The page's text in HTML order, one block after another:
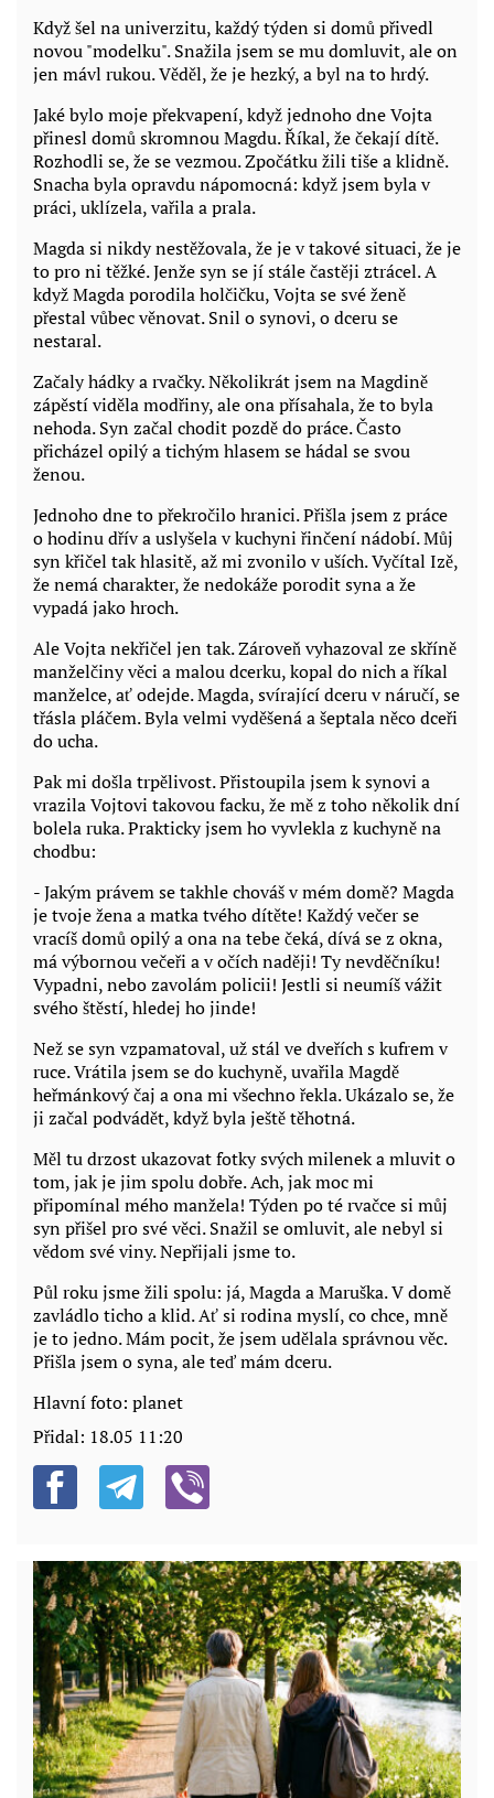
Když šel na univerzitu, každý týden si domů přivedl
novou "modelku". Snažila jsem se mu domluvit, ale on
jen mávl rukou. Věděl, že je hezký, a byl na to hrdý.
Jaké bylo moje překvapení, když jednoho dne Vojta
přinesl domů skromnou Magdu. Říkal, že čekají dítě.
Rozhodli se, že se vezmou. Zpočátku žili tiše a klidně.
Snacha byla opravdu nápomocná: když jsem byla v
práci, uklízela, vařila a prala.
Magda si nikdy nestěžovala, že je v takové situaci, že je
to pro ni těžké. Jenže syn se jí stále častěji ztrácel. A
když Magda porodila holčičku, Vojta se své ženě
přestal vůbec věnovat. Snil o synovi, o dceru se
nestaral.
Začaly hádky a rvačky. Několikrát jsem na Magdině
zápěstí viděla modřiny, ale ona přísahala, že to byla
nehoda. Syn začal chodit pozdě do práce. Často
přicházel opilý a tichým hlasem se hádal se svou
ženou.
Jednoho dne to překročilo hranici. Přišla jsem z práce
o hodinu dřív a uslyšela v kuchyni řinčení nádobí. Můj
syn křičel tak hlasitě, až mi zvonilo v uších. Vyčítal Izě,
že nemá charakter, že nedokáže porodit syna a že
vypadá jako hroch.
Ale Vojta nekřičel jen tak. Zároveň vyhazoval ze skříně
manželčiny věci a malou dcerku, kopal do nich a říkal
manželce, ať odejde. Magda, svírající dceru v náručí, se
třásla pláčem. Byla velmi vyděšená a šeptala něco dceři
do ucha.
Pak mi došla trpělivost. Přistoupila jsem k synovi a
vrazila Vojtovi takovou facku, že mě z toho několik dní
bolela ruka. Prakticky jsem ho vyvlekla z kuchyně na
chodbu:
- Jakým právem se takhle chováš v mém domě? Magda
je tvoje žena a matka tvého dítěte! Každý večer se
vracíš domů opilý a ona na tebe čeká, dívá se z okna,
má výbornou večeři a v očích naději! Ty nevděčníku!
Vypadni, nebo zavolám policii! Jestli si neumíš vážit
svého štěstí, hledej ho jinde!
Než se syn vzpamatoval, už stál ve dveřích s kufrem v
ruce. Vrátila jsem se do kuchyně, uvařila Magdě
heřmánkový čaj a ona mi všechno řekla. Ukázalo se, že
ji začal podvádět, když byla ještě těhotná.
Měl tu drzost ukazovat fotky svých milenek a mluvit o
tom, jak je jim spolu dobře. Ach, jak moc mi
připomínal mého manžela! Týden po té rvačce si můj
syn přišel pro své věci. Snažil se omluvit, ale nebyl si
vědom své viny. Nepřijali jsme to.
Půl roku jsme žili spolu: já, Magda a Maruška. V domě
zavládlo ticho a klid. Ať si rodina myslí, co chce, mně
je to jedno. Mám pocit, že jsem udělala správnou věc.
Přišla jsem o syna, ale teď mám dceru.
Hlavní foto: planet
Přidal: 18.05 11:20